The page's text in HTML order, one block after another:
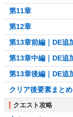
第11章
第12章
第13章前編｜DE追
第13章中編｜DE追
第13章後編｜DE追
クリア後要素まとめ
クエスト攻略